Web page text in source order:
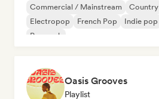
Commercial / Mainstream Country
Electropop
French Pop Indie pop
Pop rock
Oasis Grooves
Playlist